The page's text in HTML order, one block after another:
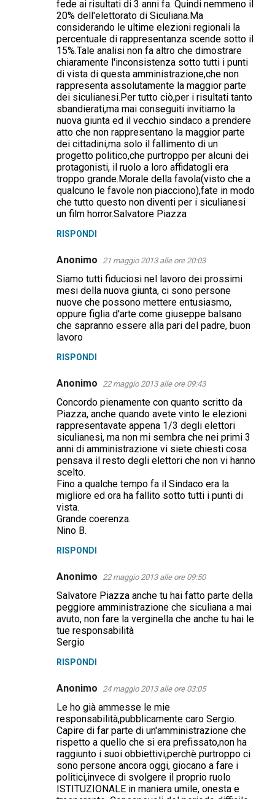
fede ai risultati di 3 anni fa. Quindi nemmeno il
20% dell'elettorato di Siculiana.Ma
considerando le ultime elezioni regionali la
percentuale di rappresentanza scende sotto il
15%.Tale analisi non fa altro che dimostrare
chiaramente l'inconsistenza sotto tutti i punti
di vista di questa amministrazione,che non
rappresenta assolutamente la maggior parte
dei siculianesi.Per tutto ciò,per i risultati tanto
sbandierati,ma mai conseguiti invitiamo la
nuova giunta ed il vecchio sindaco a prendere
atto che non rappresentano la maggior parte
dei cittadini,ma solo il fallimento di un
progetto politico,che purtroppo per alcuni dei
protagonisti, il ruolo a loro affidatogli era
troppo grande.Morale della favola(visto che a
qualcuno le favole non piacciono),fate in modo
che tutto questo non diventi per i siculianesi
un film horror.Salvatore Piazza
RISPONDI
Anonimo 21 maggio 2013 alle ore 20:03
Siamo tutti fiduciosi nel lavoro dei prossimi
mesi della nuova giunta, ci sono persone
nuove che possono mettere entusiasmo,
oppure figlia d'arte come giuseppe balsano
che sapranno essere alla pari del padre, buon
lavoro
RISPONDI
Anonimo 22 maggio 2013 alle ore 09:43
Concordo pienamente con quanto scritto da
Piazza, anche quando avete vinto le elezioni
rappresentavate appena 1/3 degli elettori
siculianesi, ma non mi sembra che nei primi 3
anni di amministrazione vi siete chiesti cosa
pensava il resto degli elettori che non vi hanno
scelto.
Fino a qualche tempo fa il Sindaco era la
migliore ed ora ha fallito sotto tutti i punti di
vista.
Grande coerenza.
Nino B.
RISPONDI
Anonimo 22 maggio 2013 alle ore 09:50
Salvatore Piazza anche tu hai fatto parte della
peggiore amministrazione che siculiana a mai
avuto, non fare la verginella che anche tu hai le
tue responsabilità
Sergio
RISPONDI
Anonimo 24 maggio 2013 alle ore 03:05
Le ho già ammesse le mie
responsabilità,pubblicamente caro Sergio.
Capire di far parte di un'amministrazione che
rispetto a quello che si era prefissato,non ha
raggiunto i suoi obbiettivi,perchè purtroppo ci
sono persone ancora oggi, giocano a fare i
politici,invece di svolgere il proprio ruolo
ISTITUZIONALE in maniera umile, onesta e